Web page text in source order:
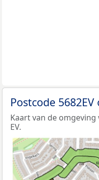
Postcode
Kaart van de
EV.